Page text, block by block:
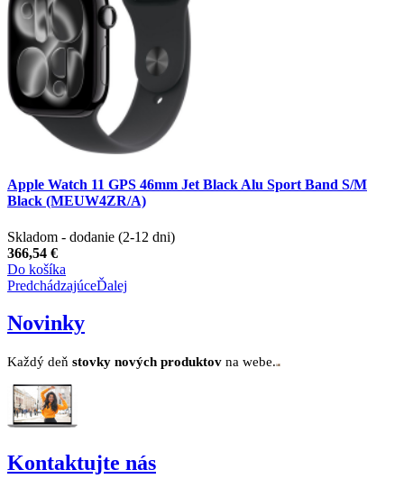
Apple Watch 11 GPS 46mm Jet Black Alu Sport Band S/M
Black (MEUW4ZR/A)
Skladom - dodanie (2-12 dni)
366,54 €
Do košíka
PredchádzajúceĎalej
Novinky
Každý deň stovky nových produktov na webe.
Kontaktujte nás